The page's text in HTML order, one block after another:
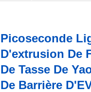
Picoseconde
D'extrusion De
De Tasse De
De Barrière